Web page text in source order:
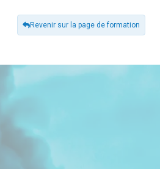
Revenir sur la page de formation